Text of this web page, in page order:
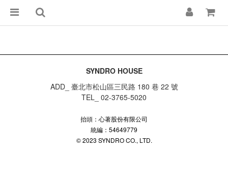
SYNDRO HOUSE
ADD_ 臺北市松山區三民路 180 巷 22 號
TEL_ 02-3765-5020
抬頭：心著股份有限公司
統編：54649779
© 2023 SYNDRO CO., LTD.